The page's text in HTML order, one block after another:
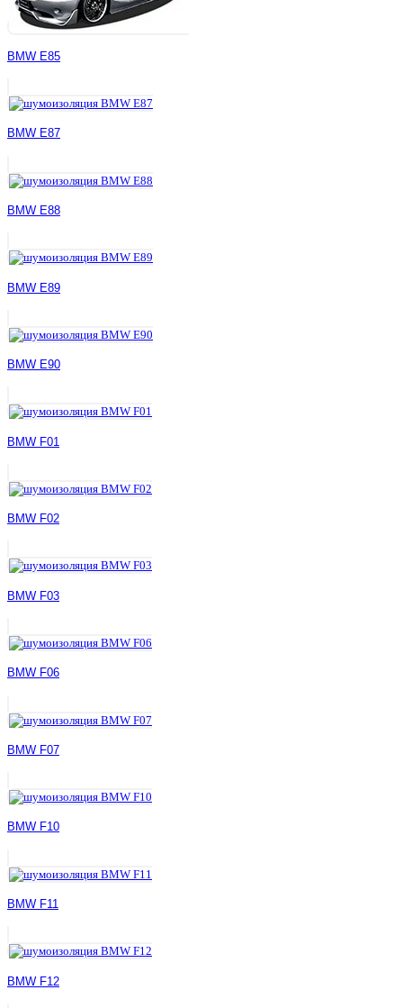
BMW E85
BMW E87
BMW E88
BMW E89
BMW E90
BMW F01
BMW F02
BMW F03
BMW F06
BMW F07
BMW F10
BMW F11
BMW F12